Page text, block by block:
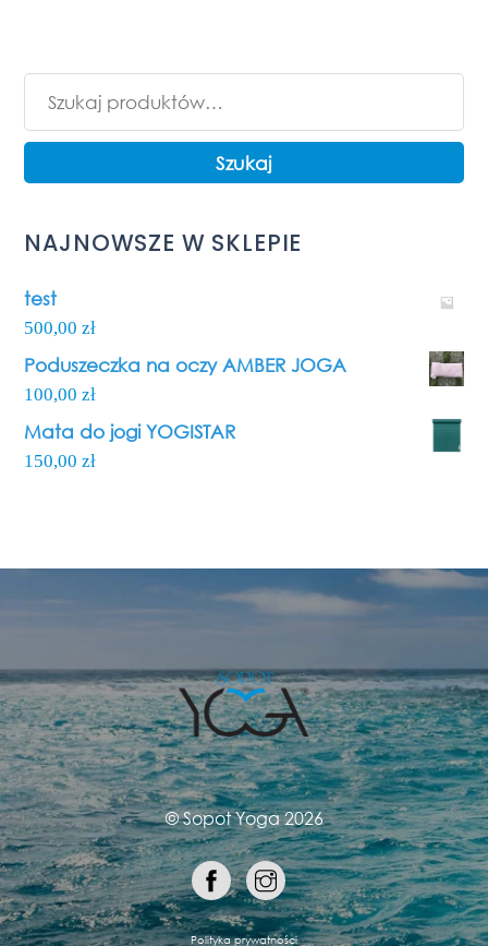
Szukaj
NAJNOWSZE W SKLEPIE
test
500,00zł
Poduszeczka na oczy AMBER JOGA
100,00zł
Mata do jogi YOGISTAR
150,00zł
©Sopot Yoga2026
Polityka prywatności